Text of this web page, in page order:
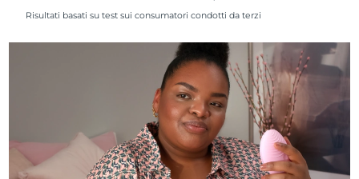
Risultati basati su test sui consumatori condotti da terzi